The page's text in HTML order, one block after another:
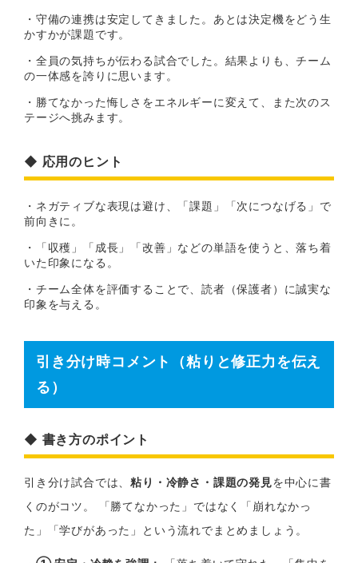
・守備の連携は安定してきました。あとは決定機をどう生
かすかが課題です。
・全員の気持ちが伝わる試合でした。結果よりも、チーム
の一体感を誇りに思います。
・勝てなかった悔しさをエネルギーに変えて、また次のス
テージへ挑みます。
◆ 応用のヒント
・ネガティブな表現は避け、「課題」「次につなげる」で
前向きに。
・「収穫」「成長」「改善」などの単語を使うと、落ち着
いた印象になる。
・チーム全体を評価することで、読者（保護者）に誠実な
印象を与える。
引き分け時コメント（粘りと修正力を伝え
る）
◆ 書き方のポイント
引き分け試合では、粘り・冷静さ・課題の発見を中心に書
くのがコツ。 「勝てなかった」ではなく「崩れなかっ
た」「学びがあった」という流れでまとめましょう。